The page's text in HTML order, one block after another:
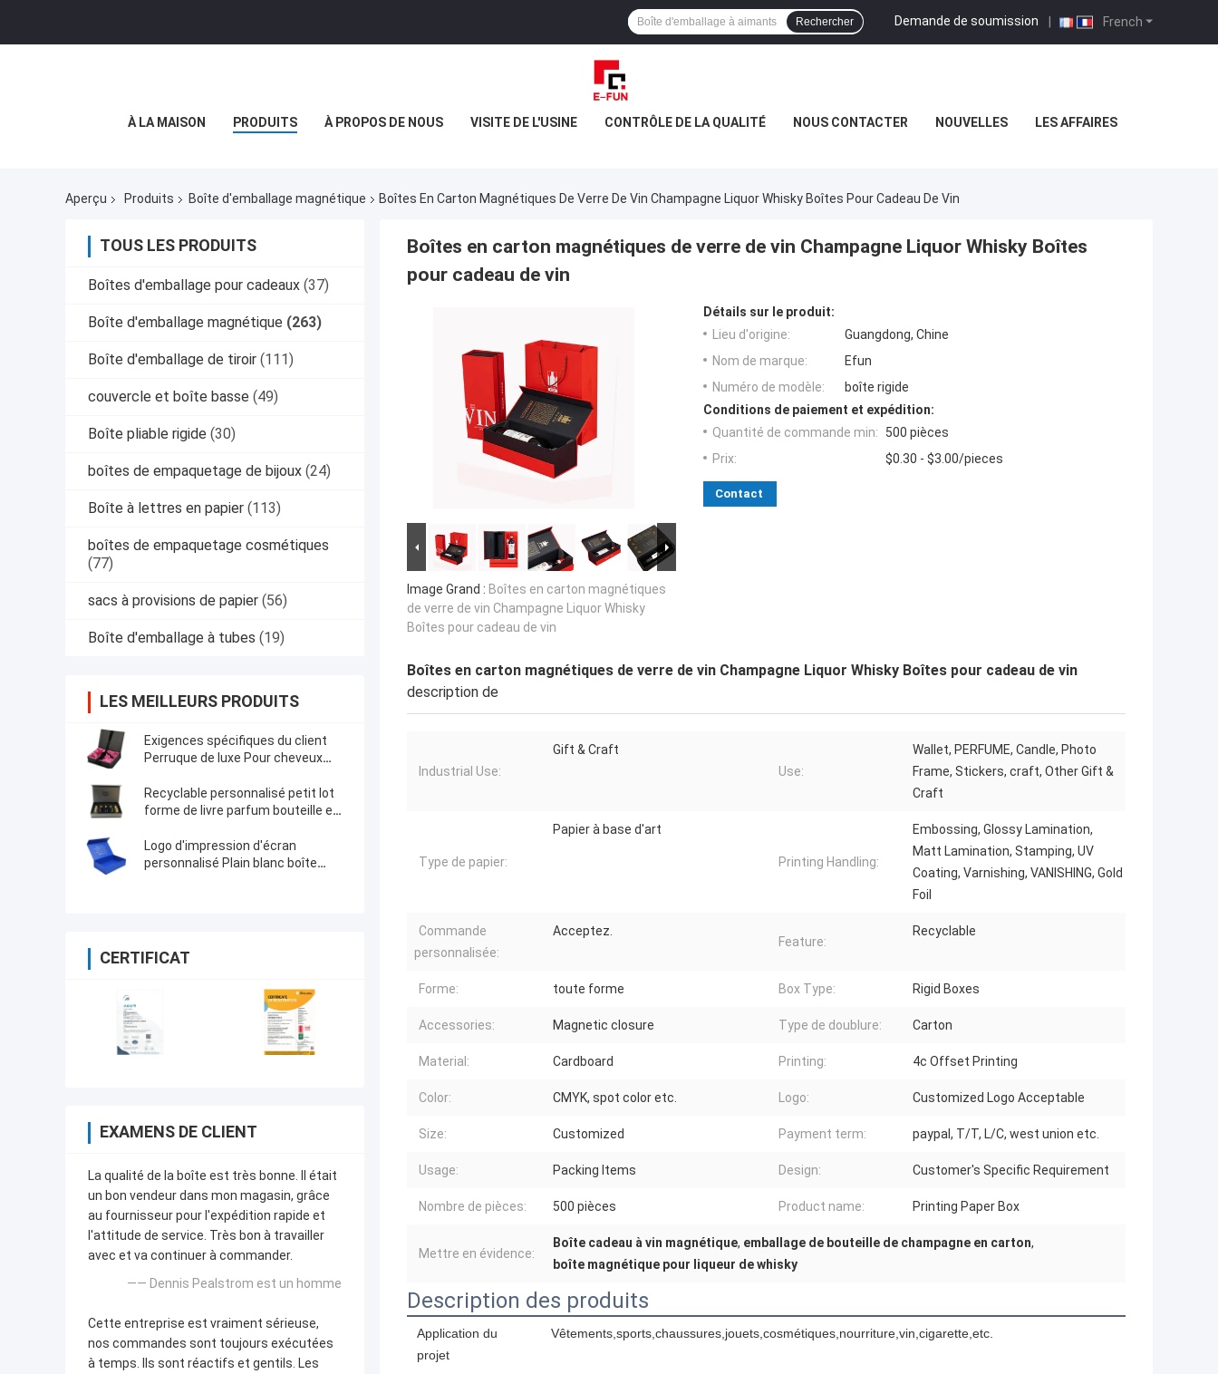
French
Demande de soumission |
Rechercher
À LA MAISON PRODUITS À PROPOS DE NOUS VISITE DE L'USINE CONTRÔLE DE LA QUALITÉ NOUS CONTACTER NOUVELLES LES AFFAIRES
Aperçu Produits Boîte d'emballage magnétique Boîtes En Carton Magnétiques De Verre De Vin Champagne Liquor Whisky Boîtes Pour Cadeau De Vin
TOUS LES PRODUITS
Boîtes d'emballage pour cadeaux (37)
Boîte d'emballage magnétique (263)
Boîte d'emballage de tiroir (111)
couvercle et boîte basse (49)
Boîte pliable rigide (30)
boîtes de empaquetage de bijoux (24)
Boîte à lettres en papier (113)
boîtes de empaquetage cosmétiques
(77)
sacs à provisions de papier (56)
Boîte d'emballage à tubes (19)
LES MEILLEURS PRODUITS
Exigences spécifiques du client
Perruque de luxe Pour cheveux
magnétique
Recyclable personnalisé petit lot
forme de livre parfum bouteille en
cosmétiques
Logo d'impression d'écran
personnalisé Plain blanc boîte
CERTIFICAT
EXAMENS DE CLIENT
La qualité de la boîte est très bonne. Il était
un bon vendeur dans mon magasin, grâce
au fournisseur pour l'expédition rapide et
l'attitude de service. Très bon à travailler
avec et va continuer à commander.
—— Dennis Pealstrom est un homme
Cette entreprise est vraiment sérieuse,
nos commandes sont toujours exécutées
à temps. Ils sont réactifs et gentils. Les
Boîtes en carton magnétiques de verre de vin Champagne Liquor Whisky Boîtes
pour cadeau de vin
Image Grand : Boîtes en carton magnétiques
de verre de vin Champagne Liquor Whisky
Boîtes pour cadeau de vin
Détails sur le produit:
Lieu d'origine:
Guangdong, Chine
Nom de marque:
Efun
Numéro de modèle:
boîte rigide
Conditions de paiement et expédition:
Quantité de commande min:
500 pièces
Prix:
$0.30 - $3.00/pieces
Contact
Boîtes en carton magnétiques de verre de vin Champagne Liquor Whisky Boîtes pour cadeau de vin
description de
Industrial Use:
Gift & Craft
Use:
Wallet, PERFUME, Candle, Photo
Frame, Stickers, craft, Other Gift &
Craft
Type de papier:
Papier à base d'art
Printing Handling:
Embossing, Glossy Lamination,
Matt Lamination, Stamping, UV
Coating, Varnishing, VANISHING, Gold
Foil
Commande
personnalisée:
Acceptez.
Feature:
Recyclable
Forme: toute forme Box Type: Rigid Boxes
Accessories: Magnetic closure Type de doublure: Carton
Material: Cardboard Printing: 4c Offset Printing
Color: CMYK, spot color etc. Logo: Customized Logo Acceptable
Size: Customized Payment term: paypal, T/T, L/C, west union etc.
Usage: Packing Items Design: Customer's Specific Requirement
Nombre de pièces: 500 pièces Product name: Printing Paper Box
Mettre en évidence:
Boîte cadeau à vin magnétique, emballage de bouteille de champagne en carton,
boîte magnétique pour liqueur de whisky
Description des produits
Application du
projet
Vêtements,sports,chaussures,jouets,cosmétiques,nourriture,vin,cigarette,etc.